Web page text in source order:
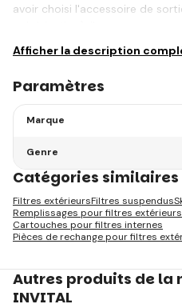
avoir choisi l'accessoire de
Afficher la description
Paramètres
Marque
Genre
Catégories similaires
Filtres extérieursFiltres suspendus
Remplissages pour filtres extérieurs
Cartouches pour filtres internes
Pièces de rechange pour filtres
Autres produits de la
INVITAL